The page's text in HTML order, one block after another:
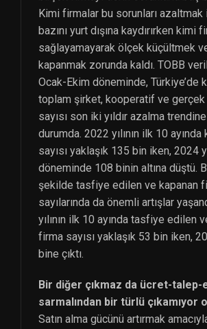
Kimi firmalar bu sorunları azaltmak
bazını yurt dışına kaydırırken kimi
sağlayamayarak ölçek küçültmek
kapanmak zorunda kaldı. TOBB
Ocak-Ekim döneminde, Türkiye’de
toplam şirket, kooperatif ve
sayısı son iki yıldır azalma
durumda. 2022 yılının ilk 10
sayısı yaklaşık 135 bin iken, 2024
döneminde 108 binin altına düştü.
şekilde tasfiye edilen ve kapanan
sayılarında da önemli artışlar
yılının ilk 10 ayında tasfiye edilen
firma sayısı yaklaşık 53 bin iken,
bine çıktı.
Bir diğer çıkmaz da ücret-talep-
sarmalından bir türlü çıkamıyor
Satın alma gücünü artırmak